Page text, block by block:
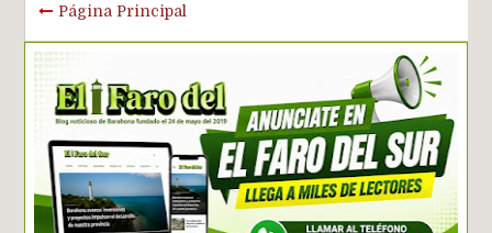
Página Principal